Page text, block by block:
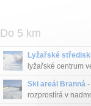
Do 5 km
Lyžařské
lyžařské centrum
Ski areál Branná -
rozprostírá v